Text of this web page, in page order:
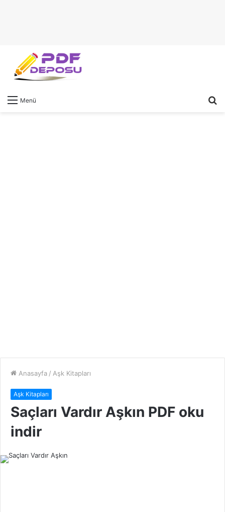
Menü
Anasayfa / Aşk Kitapları
Aşk Kitapları
Saçları Vardır Aşkın PDF oku
indir